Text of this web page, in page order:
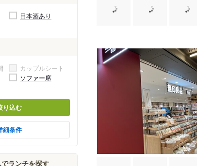
日本酒あり
カップルシート
ソファー席
り込む
細条件
ランチを探す